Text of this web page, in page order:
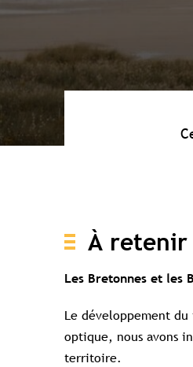
À retenir
Les Bretonnes et les
Le développement
optique, nous avons
territoire.